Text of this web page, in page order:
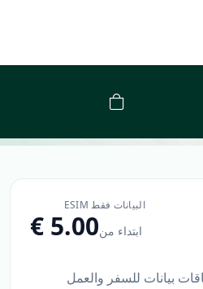
البيانات فقط ESIM
ابتداء من
بيانات للسفر والعمل